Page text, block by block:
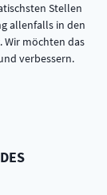
Stellen
allenfalls in den
Wir möchten das
verbessern.